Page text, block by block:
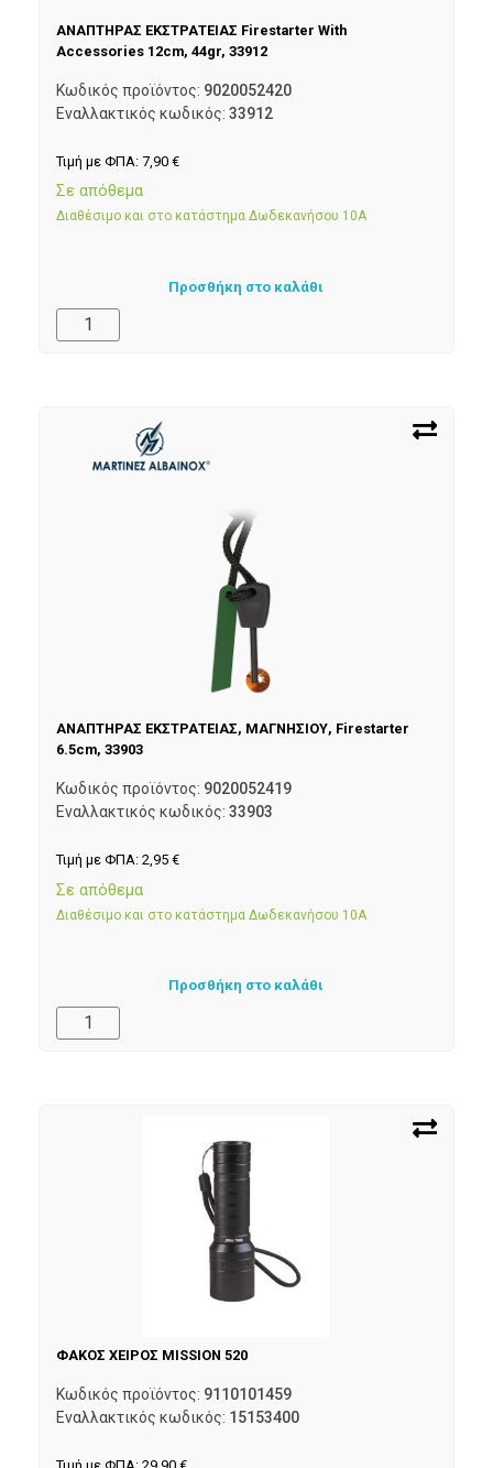
ΑΝΑΠΤΗΡΑΣ ΕΚΣΤΡΑΤΕΙΑΣ Firestarter With
Accessories 12cm, 44gr, 33912
Κωδικός προϊόντος: 9020052420
Εναλλακτικός κωδικός: 33912
Τιμή με ΦΠΑ: 7,90 €
Σε απόθεμα
Διαθέσιμο και στο κατάστημα Δωδεκανήσου 10Α
Προσθήκη στο καλάθι
ΑΝΑΠΤΗΡΑΣ ΕΚΣΤΡΑΤΕΙΑΣ, ΜΑΓΝΗΣΙΟΥ, Firestarter
6.5cm, 33903
Κωδικός προϊόντος: 9020052419
Εναλλακτικός κωδικός: 33903
Τιμή με ΦΠΑ: 2,95 €
Σε απόθεμα
Διαθέσιμο και στο κατάστημα Δωδεκανήσου 10Α
Προσθήκη στο καλάθι
ΦΑΚΟΣ ΧΕΙΡΟΣ MISSION 520
Κωδικός προϊόντος: 9110101459
Εναλλακτικός κωδικός: 15153400